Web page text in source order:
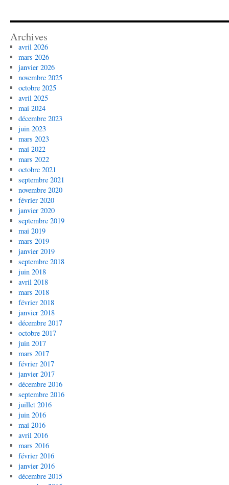
Archives
avril 2026
mars 2026
janvier 2026
novembre 2025
octobre 2025
avril 2025
mai 2024
décembre 2023
juin 2023
mars 2023
mai 2022
mars 2022
octobre 2021
septembre 2021
novembre 2020
février 2020
janvier 2020
septembre 2019
mai 2019
mars 2019
janvier 2019
septembre 2018
juin 2018
avril 2018
mars 2018
février 2018
janvier 2018
décembre 2017
octobre 2017
juin 2017
mars 2017
février 2017
janvier 2017
décembre 2016
septembre 2016
juillet 2016
juin 2016
mai 2016
avril 2016
mars 2016
février 2016
janvier 2016
décembre 2015